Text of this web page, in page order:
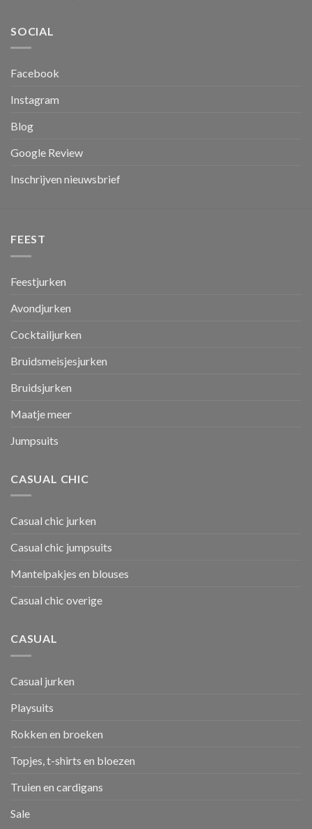
SOCIAL
Facebook
Instagram
Blog
Google Review
Inschrijven nieuwsbrief
FEEST
Feestjurken
Avondjurken
Cocktailjurken
Bruidsmeisjesjurken
Bruidsjurken
Maatje meer
Jumpsuits
CASUAL CHIC
Casual chic jurken
Casual chic jumpsuits
Mantelpakjes en blouses
Casual chic overige
CASUAL
Casual jurken
Playsuits
Rokken en broeken
Topjes, t-shirts en bloezen
Truien en cardigans
Sale